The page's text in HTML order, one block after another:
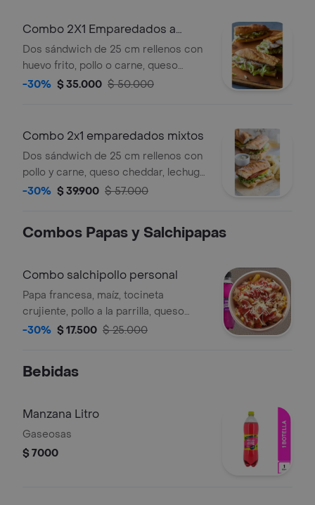
Combo 2X1 Emparedados a
Elección
Dos sándwich de 25 cm rellenos con
huevo frito, pollo o carne, queso
cheddar, lechuga, tomate y salsas de
elección.
-30% $ 35.000 $ 50.000
Combo 2x1 emparedados mixtos
Dos sándwich de 25 cm rellenos con
pollo y carne, queso cheddar, lechuga,
tomate y salsas de la casa,
-30% $ 39.900 $ 57.000
Combos Papas y Salchipapas
Combo salchipollo personal
Papa francesa, maíz, tocineta
crujiente, pollo a la parrilla, queso
parmesano y salsa de la casa,
-30% $ 17.500 $ 25.000
Bebidas
Manzana Litro
Gaseosas
$ 7000